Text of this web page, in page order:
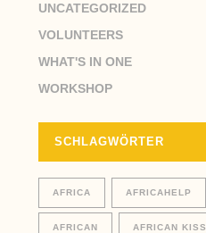
UNCATEGORIZED
VOLUNTEERS
WHAT'S IN ONE
WORKSHOP
SCHLAGWÖRTER
AFRICA AFRICAHELP
AFRICAN AFRICAN KISS